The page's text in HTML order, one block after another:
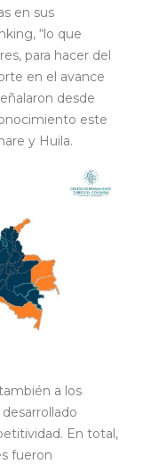
en sus
“lo que
para hacer del
en el avance
desde
este
y Huila.
a los
En total,
fueron